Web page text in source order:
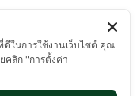
ดีในการใช้งานเว็บไซต์ คุณ
คลิก "การตั้งค่า